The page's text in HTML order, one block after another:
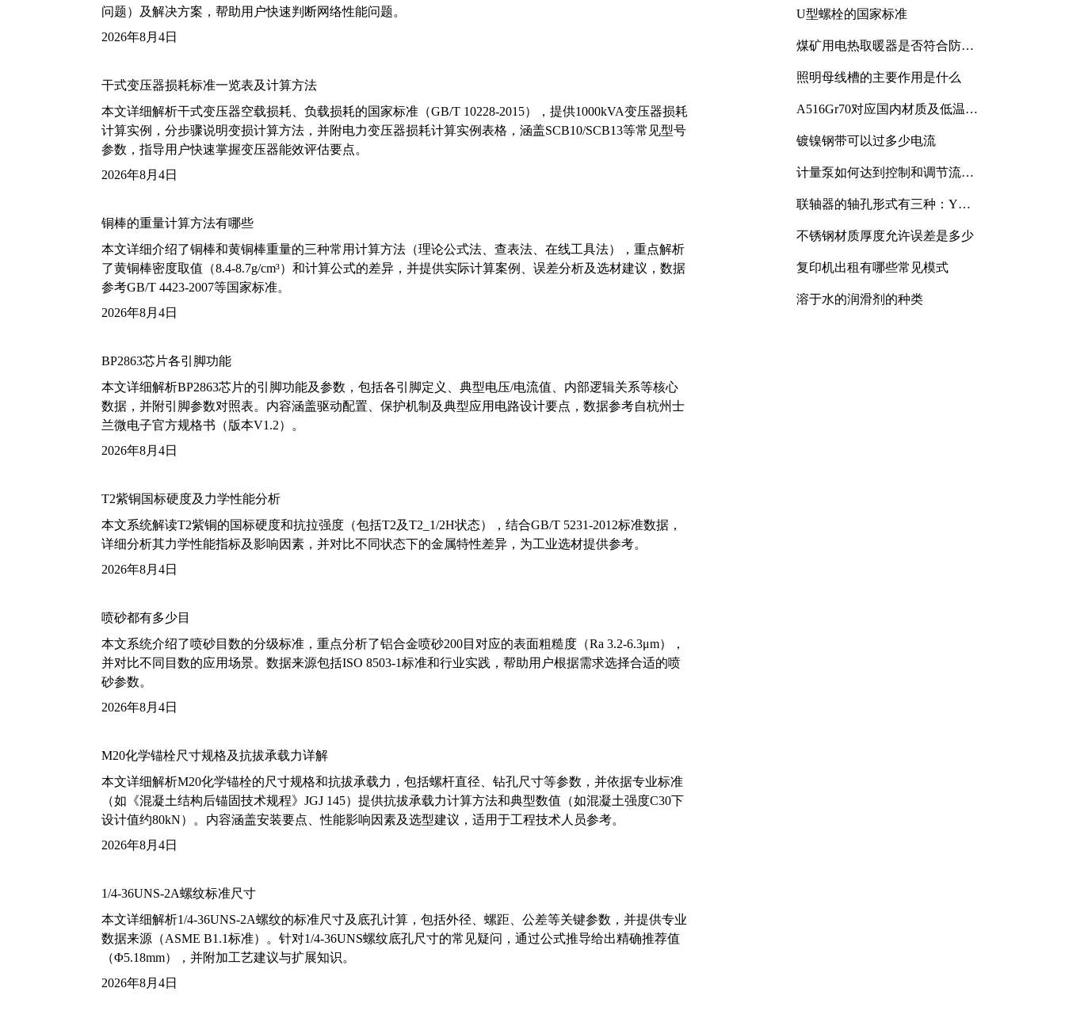
问题）及解决方案，帮助用户快速判断网络性能问题。
2026年8月4日
干式变压器损耗标准一览表及计算方法
本文详细解析干式变压器空载损耗、负载损耗的国家标准（GB/T 10228-2015），提供1000kVA变压器损耗
计算实例，分步骤说明变损计算方法，并附电力变压器损耗计算实例表格，涵盖SCB10/SCB13等常见型号
参数，指导用户快速掌握变压器能效评估要点。
2026年8月4日
铜棒的重量计算方法有哪些
本文详细介绍了铜棒和黄铜棒重量的三种常用计算方法（理论公式法、查表法、在线工具法），重点解析
了黄铜棒密度取值（8.4-8.7g/cm³）和计算公式的差异，并提供实际计算案例、误差分析及选材建议，数据
参考GB/T 4423-2007等国家标准。
2026年8月4日
BP2863芯片各引脚功能
本文详细解析BP2863芯片的引脚功能及参数，包括各引脚定义、典型电压/电流值、内部逻辑关系等核心
数据，并附引脚参数对照表。内容涵盖驱动配置、保护机制及典型应用电路设计要点，数据参考自杭州士
兰微电子官方规格书（版本V1.2）。
2026年8月4日
T2紫铜国标硬度及力学性能分析
本文系统解读T2紫铜的国标硬度和抗拉强度（包括T2及T2_1/2H状态），结合GB/T 5231-2012标准数据，
详细分析其力学性能指标及影响因素，并对比不同状态下的金属特性差异，为工业选材提供参考。
2026年8月4日
喷砂都有多少目
本文系统介绍了喷砂目数的分级标准，重点分析了铝合金喷砂200目对应的表面粗糙度（Ra 3.2-6.3μm），
并对比不同目数的应用场景。数据来源包括ISO 8503-1标准和行业实践，帮助用户根据需求选择合适的喷
砂参数。
2026年8月4日
M20化学锚栓尺寸规格及抗拔承载力详解
本文详细解析M20化学锚栓的尺寸规格和抗拔承载力，包括螺杆直径、钻孔尺寸等参数，并依据专业标准
（如《混凝土结构后锚固技术规程》JGJ 145）提供抗拔承载力计算方法和典型数值（如混凝土强度C30下
设计值约80kN）。内容涵盖安装要点、性能影响因素及选型建议，适用于工程技术人员参考。
2026年8月4日
1/4-36UNS-2A螺纹标准尺寸
本文详细解析1/4-36UNS-2A螺纹的标准尺寸及底孔计算，包括外径、螺距、公差等关键参数，并提供专业
数据来源（ASME B1.1标准）。针对1/4-36UNS螺纹底孔尺寸的常见疑问，通过公式推导给出精确推荐值
（Φ5.18mm），并附加工艺建议与扩展知识。
2026年8月4日
U型螺栓的国家标准
煤矿用电热取暖器是否符合防爆
照明母线槽的主要作用是什么
A516Gr70对应国内材质及低温冲
镀镍钢带可以过多少电流
计量泵如何达到控制和调节流量
联轴器的轴孔形式有三种：Y
不锈钢材质厚度允许误差是多少
复印机出租有哪些常见模式
溶于水的润滑剂的种类